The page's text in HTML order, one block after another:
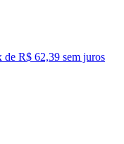
de R$ 62,39 sem juros